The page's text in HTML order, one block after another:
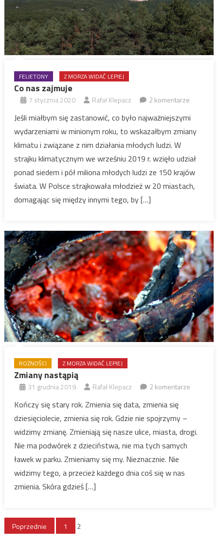
FELIETONY Z MORZA WIDAĆ LEPIEJ
Co nas zajmuje
7 stycznia 2020 Rafał Klepacz 2 komentarze
Jeśli miałbym się zastanowić, co było najważniejszymi
wydarzeniami w minionym roku, to wskazałbym zmiany
klimatu i związane z nim działania młodych ludzi. W
strajku klimatycznym we wrześniu 2019 r. wzięło udział
ponad siedem i pół miliona młodych ludzi ze 150 krajów
świata. W Polsce strajkowała młodzież w 20 miastach,
domagając się między innymi tego, by […]
ROŻNOŚCI Z MORZA WIDAĆ LEPIEJ
Zmiany nastąpią
31 grudnia 2019 Rafał Klepacz 2 komentarze
Kończy się stary rok. Zmienia się data, zmienia się
dziesięciolecie, zmienia się rok. Gdzie nie spojrzymy –
widzimy zmianę. Zmieniają się nasze ulice, miasta, drogi.
Nie ma podwórek z dzieciństwa, nie ma tych samych
ławek w parku. Zmieniamy się my. Nieznacznie. Nie
widzimy tego, a przecież każdego dnia coś się w nas
zmienia. Skóra gdzieś […]
Stronicowanie
Poprzednie 1 2